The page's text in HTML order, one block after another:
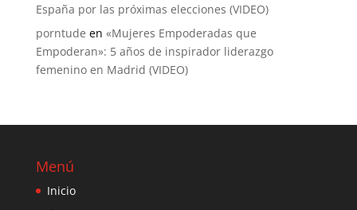
España por las próximas elecciones (VIDEO)
porntude en «Mujeres Empoderadas que
Empoderan»: 5 años de inspirador liderazgo
femenino en Madrid (VIDEO)
Menú
Inicio